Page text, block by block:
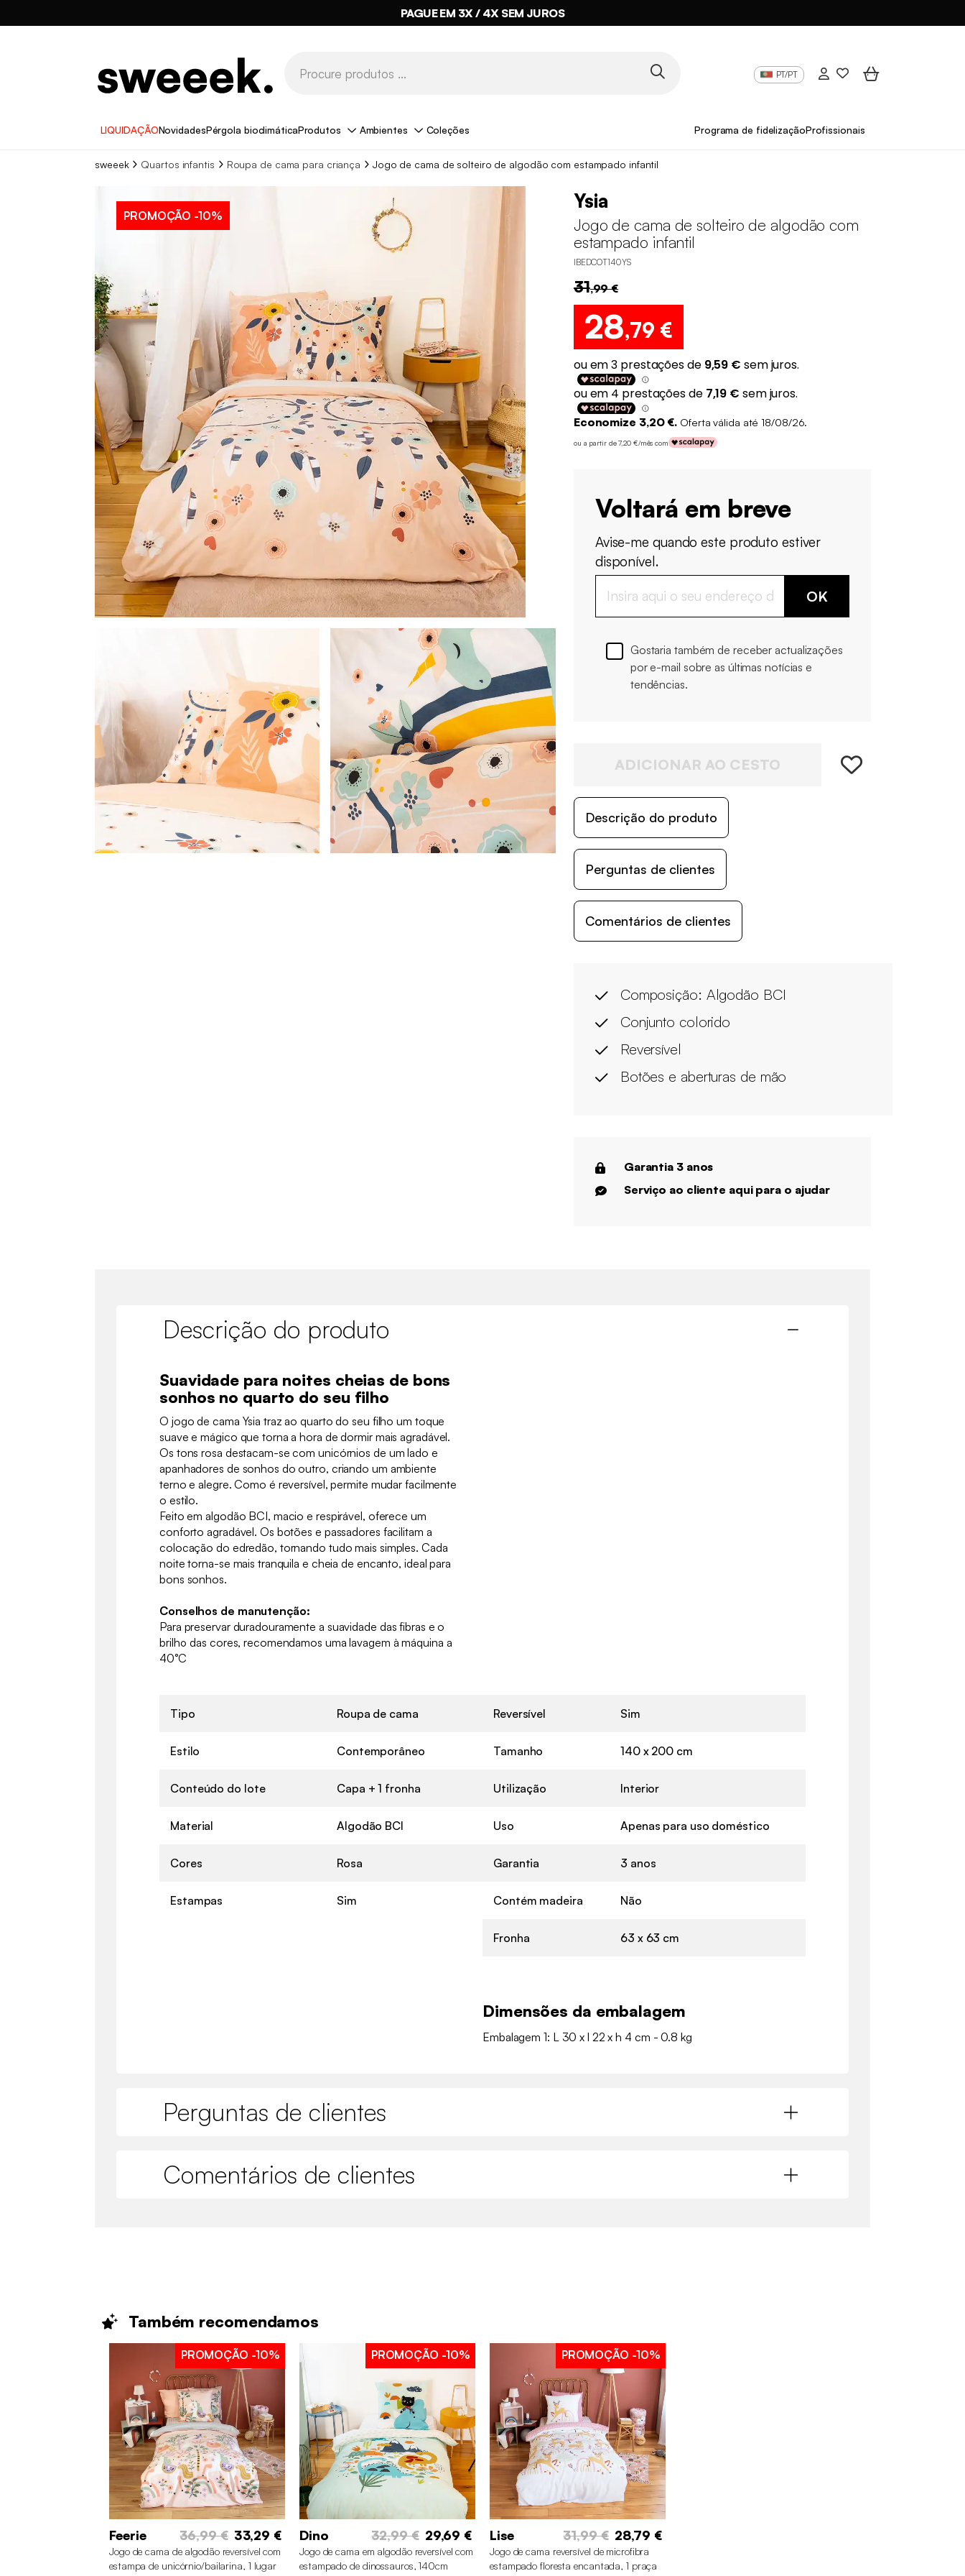
PAGUE EM 3X / 4X SEM JUROS
PT/PT
LIQUIDAÇÃONovidadesPérgola bioclimáticaProdutos Ambientes Coleções Programa de fidelizaçãoProfissionais
sweeek Quartos infantis Roupa de cama para criança Jogo de cama de solteiro de algodão com estampado infantil
PROMOÇÃO -10%
Ysia
Jogo de cama de solteiro de algodão com
estampado infantil
IBEDCOT140YS
31,99 €
28,79 €
Economize 3,20 €. Oferta válida até 18/08/26.
ou a partir de 7,20 €/mês com
Voltará em breve
Avise-me quando este produto estiver
disponível.
OK
Gostaria também de receber actualizações
por e-mail sobre as últimas notícias e
tendências.
ADICIONAR AO CESTO
Descrição do produto
Perguntas de clientes
Comentários de clientes
Composição: Algodão BCI
Conjunto colorido
Reversível
Botões e aberturas de mão
Garantia 3 anos
Serviço ao cliente aqui para o ajudar
Descrição do produto
Suavidade para noites cheias de bons
sonhos no quarto do seu filho
O jogo de cama Ysia traz ao quarto do seu filho um toque
suave e mágico que torna a hora de dormir mais agradável.
Os tons rosa destacam-se com unicórnios de um lado e
apanhadores de sonhos do outro, criando um ambiente
terno e alegre. Como é reversível, permite mudar facilmente
o estilo.
Feito em algodão BCI, macio e respirável, oferece um
conforto agradável. Os botões e passadores facilitam a
colocação do edredão, tornando tudo mais simples. Cada
noite torna-se mais tranquila e cheia de encanto, ideal para
bons sonhos.
Conselhos de manutenção:
Para preservar duradouramente a suavidade das fibras e o
brilho das cores, recomendamos uma lavagem à máquina a
40°C
Tipo Roupa de cama
Estilo Contemporâneo
Conteúdo do lote Capa + 1 fronha
Material Algodão BCI
Cores Rosa
Estampas Sim
Reversível Sim
Tamanho 140 x 200 cm
Utilização Interior
Uso Apenas para uso doméstico
Garantia 3 anos
Contém madeira Não
Fronha 63 x 63 cm
Dimensões da embalagem
Embalagem 1: L 30 x l 22 x h 4 cm - 0.8 kg
Perguntas de clientes
Comentários de clientes
Também recomendamos
PROMOÇÃO -10%
Feerie 36,99 € 33,29 €
Jogo de cama de algodão reversível com
estampa de unicórnio/bailarina, 1 lugar
PROMOÇÃO -10%
Dino 32,99 € 29,69 €
Jogo de cama em algodão reversível com
estampado de dinossauros, 140cm
PROMOÇÃO -10%
Lise 31,99 € 28,79 €
Jogo de cama reversível de microfibra
estampado floresta encantada, 1 praça